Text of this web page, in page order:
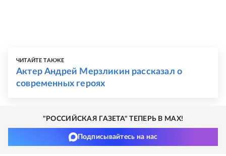
ЧИТАЙТЕ ТАКЖЕ
Актер Андрей Мерзликин рассказал о
современных героях
"РОССИЙСКАЯ ГАЗЕТА" ТЕПЕРЬ В MAX!
Подписывайтесь на нас